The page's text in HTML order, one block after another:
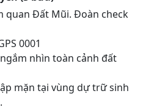
quan Đất Mũi. Đoàn check
0001
nhìn toàn cảnh đất
mặn tại vùng dự trữ sinh